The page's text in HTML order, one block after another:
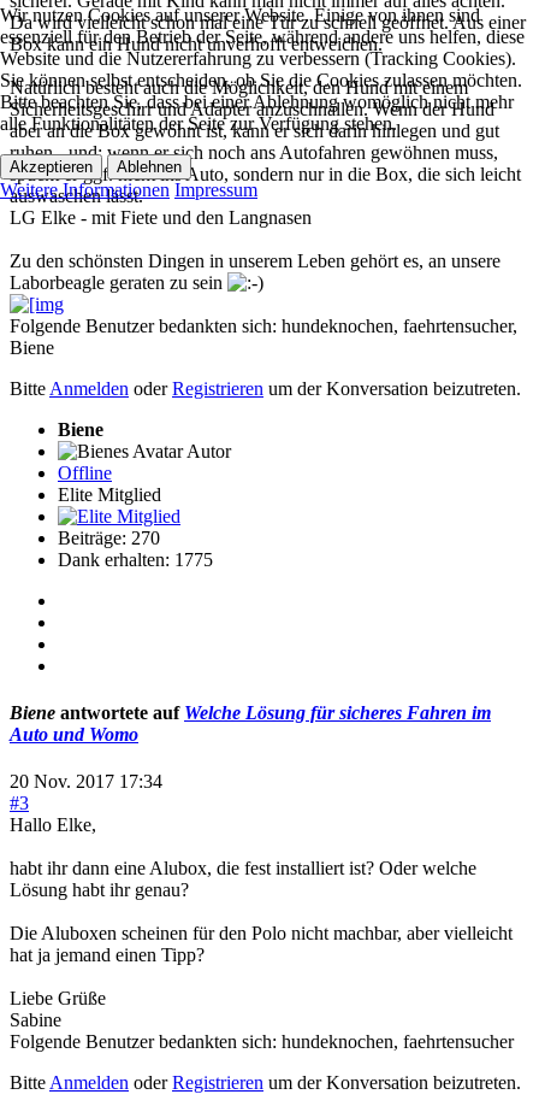
Da wird vielleicht schon mal eine Tür zu schnell geöffnet. Aus einer
Box kann ein Hund nicht unverhofft entweichen.
Natürlich besteht auch die Möglichkeit, den Hund mit einem
Sicherheitsgeschirr und Adapter anzuschnallen. Wenn der Hund
aber an die Box gewöhnt ist, kann er sich darin hinlegen und gut
ruhen - und: wenn er sich noch ans Autofahren gewöhnen muss,
spuckt er ggf. nicht ins Auto, sondern nur in die Box, die sich leicht
auswaschen lässt.
LG Elke - mit Fiete und den Langnasen
Zu den schönsten Dingen in unserem Leben gehört es, an unsere
Laborbeagle geraten zu sein
Folgende Benutzer bedankten sich: hundeknochen, faehrtensucher,
Biene
Bitte Anmelden oderRegistrieren um der Konversation beizutreten.
Biene
Autor
Offline
Elite Mitglied
Beiträge: 270
Dank erhalten: 1775
Biene antwortete auf Welche Lösung für sicheres Fahren im
Auto und Womo
20 Nov. 2017 17:34
#3
Hallo Elke,
habt ihr dann eine Alubox, die fest installiert ist? Oder welche
Lösung habt ihr genau?
Die Aluboxen scheinen für den Polo nicht machbar, aber vielleicht
hat ja jemand einen Tipp?
Liebe Grüße
Sabine
Folgende Benutzer bedankten sich: hundeknochen, faehrtensucher
BitteAnmelden oderRegistrieren um der Konversation beizutreten.
Wir nutzen Cookies auf unserer Website. Einige von ihnen sind
essenziell für den Betrieb der Seite, während andere uns helfen, diese
Website und die Nutzererfahrung zu verbessern (Tracking Cookies).
Sie können selbst entscheiden, ob Sie die Cookies zulassen möchten.
Bitte beachten Sie, dass bei einer Ablehnung womöglich nicht mehr
alle Funktionalitäten der Seite zur Verfügung stehen.
Akzeptieren Ablehnen
Weitere Informationen Impressum